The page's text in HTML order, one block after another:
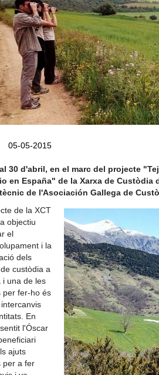
05-05-2015
30 d'abril, en el marc del projecte
en España" de la Xarxa de Custòdia
de l'Asociación Gallega de
de la XCT
objectiu
el
i la
dels
custòdia a
i una de les
per fer-ho és
En
l'Óscar
ajuts
per a fer